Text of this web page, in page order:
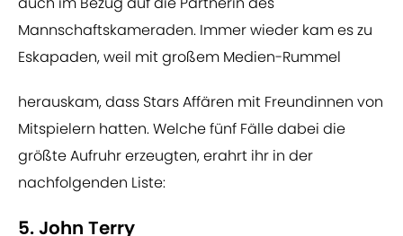
Mannschaftskameraden. Immer wieder kam es zu
Eskapaden, weil mit großem Medien-Rummel
herauskam, dass Stars Affären mit Freundinnen von
Mitspielern hatten. Welche fünf Fälle dabei die
größte Aufruhr erzeugten, erahrt ihr in der
nachfolgenden Liste:
5. John Terry